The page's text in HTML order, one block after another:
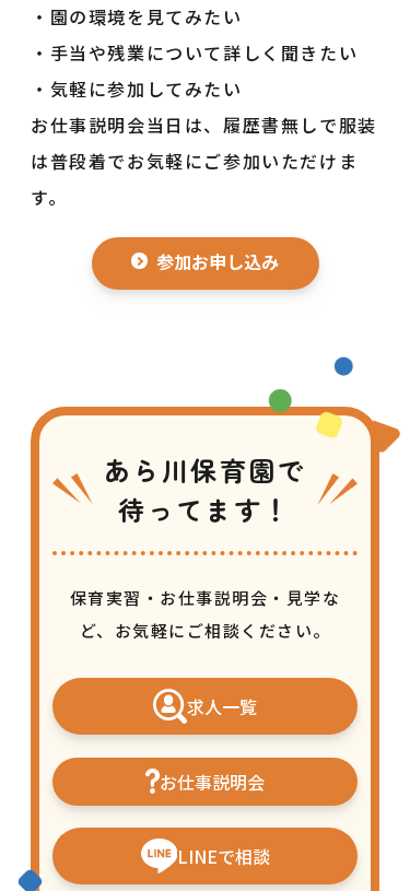
・園の環境を見てみたい
・手当や残業について詳しく聞きたい
・気軽に参加してみたい
お仕事説明会当日は、履歴書無しで服装
は普段着でお気軽にご参加いただけま
す。
参加お申し込み
あら川保育園で
待ってます！
保育実習・お仕事説明会・見学な
ど、 お気軽にご相談ください。
求人一覧
お仕事説明会
LINEで相談